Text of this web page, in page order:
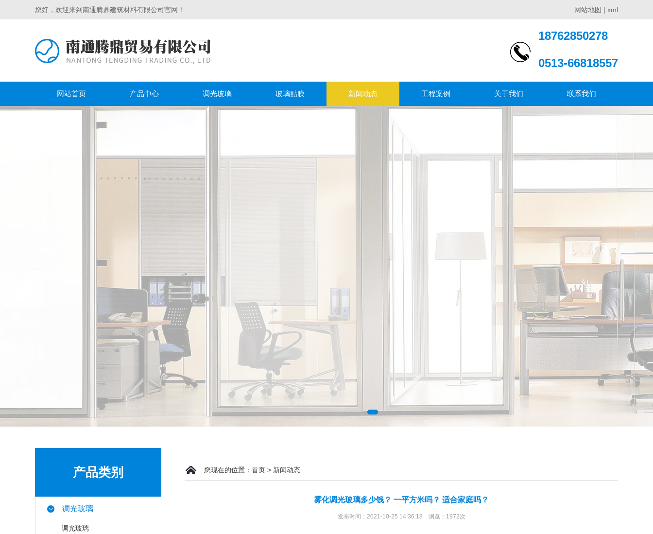
您好，欢迎来到南通腾鼎建筑材料有限公司官网！ 网站地图 | xml
18762850278
0513-66818557
网站首页 产品中心 调光玻璃 玻璃贴膜 新闻动态 工程案例 关于我们 联系我们
产品类别
调光玻璃
调光玻璃
您现在的位置： 首页 > 新闻动态
雾化调光玻璃多少钱？ 一平方米吗？ 适合家庭吗？
发布时间：2021-10-25 14:36:18 浏览：1972次